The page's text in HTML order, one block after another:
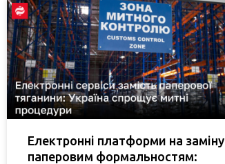
Електронні платформи на заміну
паперовим формальностям: